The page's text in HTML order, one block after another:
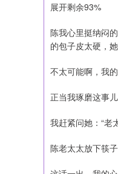
展开剩余93%
陈我心里挺纳闷
的包子皮太硬，
不太可能啊，我
正当我琢磨这事
我赶紧问她：“老
陈老太太放下筷